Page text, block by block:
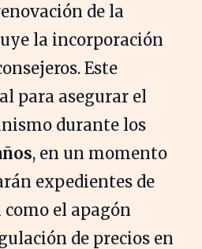
de la
la incorporación
Este
para asegurar el
durante los
, en un momento
expedientes de
el apagón
de precios en